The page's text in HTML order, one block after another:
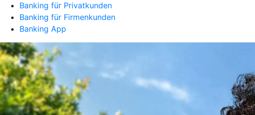
Banking für Privatkunden
Banking für Firmenkunden
Banking App